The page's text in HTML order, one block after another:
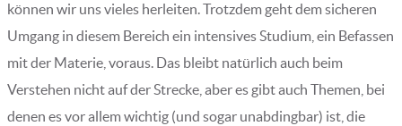
können wir uns vieles herleiten. Trotzdem geht dem sicheren
Umgang in diesem Bereich ein intensives Studium, ein Befassen
mit der Materie, voraus. Das bleibt natürlich auch beim
Verstehen nicht auf der Strecke, aber es gibt auch Themen, bei
denen es vor allem wichtig (und sogar unabdingbar) ist, die